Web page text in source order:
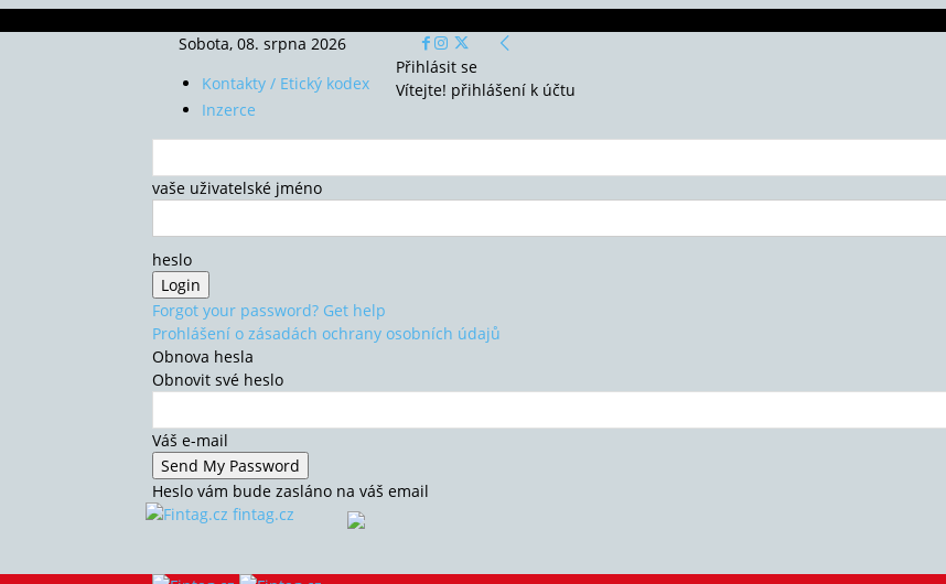
Sobota, 08. srpna 2026
Kontakty / Etický kodex
Inzerce
Přihlásit se
Vítejte! přihlášení k účtu
vaše uživatelské jméno
heslo
Forgot your password? Get help
Prohlášení o zásadách ochrany osobních údajů
Obnova hesla
Obnovit své heslo
Váš e-mail
Heslo vám bude zasláno na váš email
fintag.cz